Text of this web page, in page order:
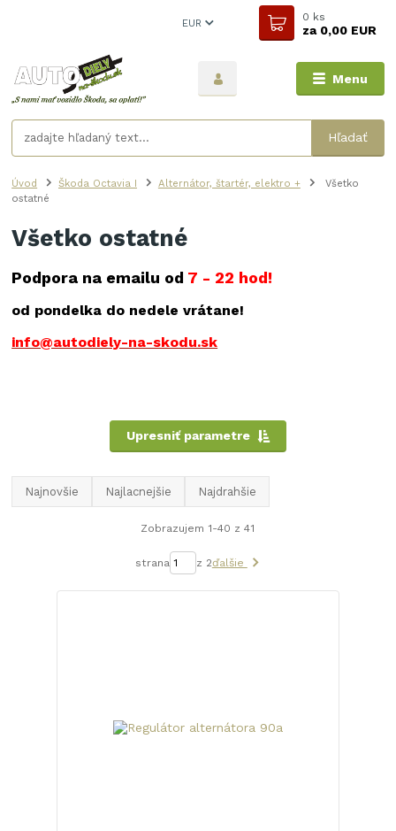
Menu
EUR
Hľadať
0 ks
za0,00 EUR
Úvod Škoda Octavia I Alternátor, štartér, elektro +
Všetko
ostatné
Všetko ostatné
Podpora na emailu od 7 - 22 hod!
od pondelka do nedele vrátane!
info@autodiely-na-skodu.sk
Upresniť parametre
Najnovšie Najlacnejšie Najdrahšie
Zobrazujem 1-40 z 41
strana z 2ďalšie